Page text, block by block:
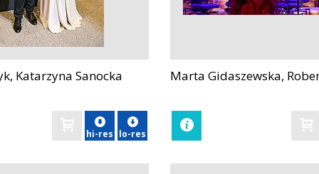
Katarzyna Sanocka
hi-res lo-res
zobacz
Marta Gidaszewska,